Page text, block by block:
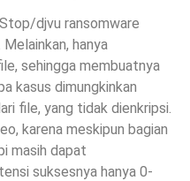
djvu ransomware
hanya
sehingga membuatnya
kasus dimungkinkan
file, yang tidak dienkripsi.
karena meskipun bagian
masih dapat
suksesnya hanya 0-